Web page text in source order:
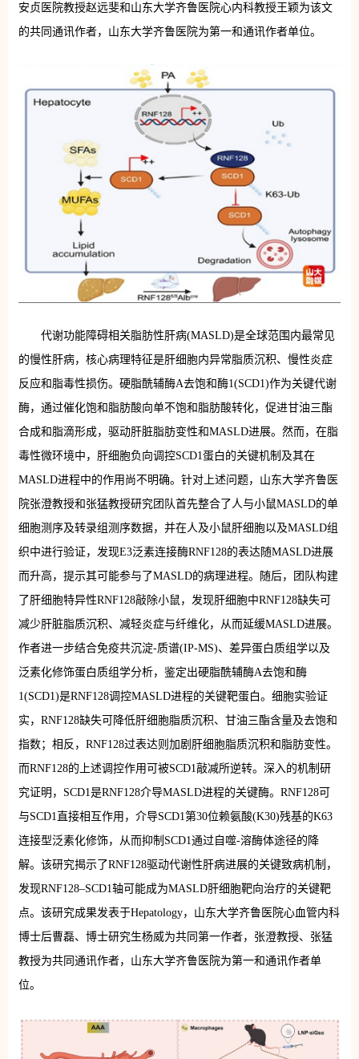
安贞医院教授赵远斐和山东大学齐鲁医院心内科教授王颖为该文
的共同通讯作者，山东大学齐鲁医院为第一和通讯作者单位。
代谢功能障碍相关脂肪性肝病(MASLD)是全球范围内最常见
的慢性肝病，核心病理特征是肝细胞内异常脂质沉积、慢性炎症
反应和脂毒性损伤。硬脂酰辅酶A去饱和酶1(SCD1)作为关键代谢
酶，通过催化饱和脂肪酸向单不饱和脂肪酸转化，促进甘油三酯
合成和脂滴形成，驱动肝脏脂肪变性和MASLD进展。然而，在脂
毒性微环境中，肝细胞负向调控SCD1蛋白的关键机制及其在
MASLD进程中的作用尚不明确。针对上述问题，山东大学齐鲁医
院张澄教授和张猛教授研究团队首先整合了人与小鼠MASLD的单
细胞测序及转录组测序数据，并在人及小鼠肝细胞以及MASLD组
织中进行验证，发现E3泛素连接酶RNF128的表达随MASLD进展
而升高，提示其可能参与了MASLD的病理进程。随后，团队构建
了肝细胞特异性RNF128敲除小鼠，发现肝细胞中RNF128缺失可
减少肝脏脂质沉积、减轻炎症与纤维化，从而延缓MASLD进展。
作者进一步结合免疫共沉淀-质谱(IP-MS)、差异蛋白质组学以及
泛素化修饰蛋白质组学分析，鉴定出硬脂酰辅酶A去饱和酶
1(SCD1)是RNF128调控MASLD进程的关键靶蛋白。细胞实验证
实，RNF128缺失可降低肝细胞脂质沉积、甘油三酯含量及去饱和
指数；相反，RNF128过表达则加剧肝细胞脂质沉积和脂肪变性。
而RNF128的上述调控作用可被SCD1敲减所逆转。深入的机制研
究证明，SCD1是RNF128介导MASLD进程的关键酶。RNF128可
与SCD1直接相互作用，介导SCD1第30位赖氨酸(K30)残基的K63
连接型泛素化修饰，从而抑制SCD1通过自噬-溶酶体途径的降
解。该研究揭示了RNF128驱动代谢性肝病进展的关键致病机制，
发现RNF128–SCD1轴可能成为MASLD肝细胞靶向治疗的关键靶
点。该研究成果发表于Hepatology，山东大学齐鲁医院心血管内科
博士后曹磊、博士研究生杨威为共同第一作者，张澄教授、张猛
教授为共同通讯作者，山东大学齐鲁医院为第一和通讯作者单
位。